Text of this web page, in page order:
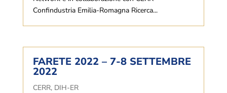
Confindustria Emilia-Romagna Ricerca...
FARETE 2022 – 7-8 SETTEMBRE
2022
CERR, DIH-ER